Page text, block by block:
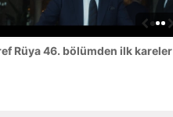
Rüya 46. bölümden ilk kareler